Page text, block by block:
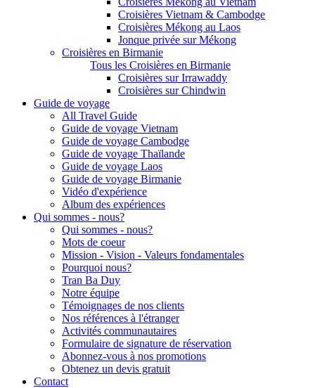
Croisières Vietnam & Cambodge
Croisières Mékong au Laos
Jonque privée sur Mékong
Croisières en Birmanie
Tous les Croisières en Birmanie
Croisières sur Irrawaddy
Croisières sur Chindwin
Guide de voyage
All Travel Guide
Guide de voyage Vietnam
Guide de voyage Cambodge
Guide de voyage Thaïlande
Guide de voyage Laos
Guide de voyage Birmanie
Vidéo d'expérience
Album des expériences
Qui sommes - nous?
Qui sommes - nous?
Mots de coeur
Mission - Vision - Valeurs fondamentales
Pourquoi nous?
Tran Ba Duy
Notre équipe
Témoignages de nos clients
Nos références à l'étranger
Activités communautaires
Formulaire de signature de réservation
Abonnez-vous à nos promotions
Obtenez un devis gratuit
Contact